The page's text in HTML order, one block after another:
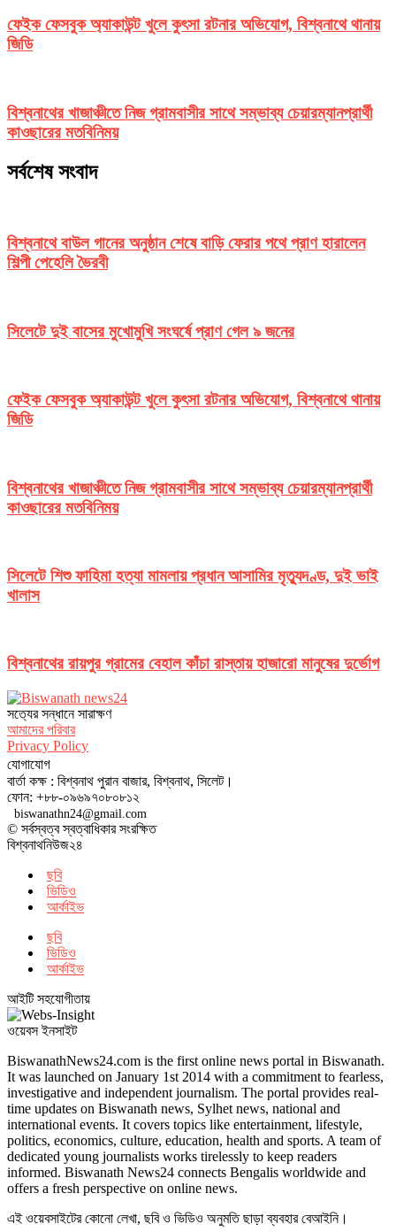
ফেইক ফেসবুক অ্যাকাউন্ট খুলে কুৎসা রটনার অভিযোগ, বিশ্বনাথে থানায়
জিডি
বিশ্বনাথের খাজাঞ্চীতে নিজ গ্রামবাসীর সাথে সম্ভাব্য চেয়ারম্যানপ্রার্থী
কাওছারের মতবিনিময়
সর্বশেষ সংবাদ
বিশ্বনাথে বাউল গানের অনুষ্ঠান শেষে বাড়ি ফেরার পথে প্রাণ হারালেন
শিল্পী পেহেলি ভৈরবী
সিলেটে দুই বাসের মুখোমুখি সংঘর্ষে প্রাণ গেল ৯ জনের
ফেইক ফেসবুক অ্যাকাউন্ট খুলে কুৎসা রটনার অভিযোগ, বিশ্বনাথে থানায়
জিডি
বিশ্বনাথের খাজাঞ্চীতে নিজ গ্রামবাসীর সাথে সম্ভাব্য চেয়ারম্যানপ্রার্থী
কাওছারের মতবিনিময়
সিলেটে শিশু ফাহিমা হত্যা মামলায় প্রধান আসামির মৃত্যুদণ্ড, দুই ভাই
খালাস
বিশ্বনাথের রায়পুর গ্রামের বেহাল কাঁচা রাস্তায় হাজারো মানুষের দুর্ভোগ
সত‌্যের সন্ধানে সারাক্ষণ
আমাদের পরিবার
Privacy Policy
যোগাযোগ
বার্তা কক্ষ : বিশ্বনাথ পুরান বাজার, বিশ্বনাথ, সিলেট।
ফোন: +৮৮-০৯৬৯৭০৮০৮১২
biswanathn24@gmail.com
© সর্বস্বত্ব স্বত্বাধিকার সংরক্ষিত
বিশ্বনাথনিউজ২৪
ছবি
ভিডিও
আর্কাইভ
ছবি
ভিডিও
আর্কাইভ
আইটি সহযোগীতায়
ওয়েবস ইনসাইট
BiswanathNews24.com is the first online news portal in Biswanath.
It was launched on January 1st 2014 with a commitment to fearless,
investigative and independent journalism. The portal provides real-
time updates on Biswanath news, Sylhet news, national and
international events. It covers topics like entertainment, lifestyle,
politics, economics, culture, education, health and sports. A team of
dedicated young journalists works tirelessly to keep readers
informed. Biswanath News24 connects Bengalis worldwide and
offers a fresh perspective on online news.
এই ওয়েবসাইটের কোনো লেখা, ছবি ও ভিডিও অনুমতি ছাড়া ব্যবহার বেআইনি।